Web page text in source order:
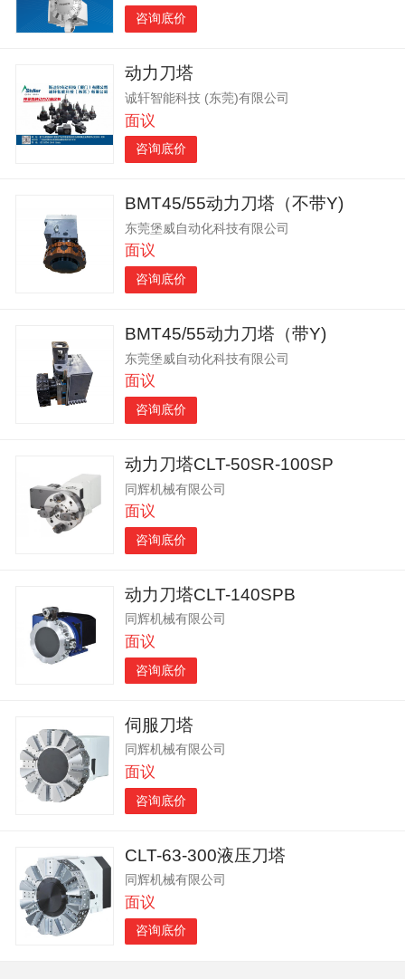
咨询底价
动力刀塔
诚轩智能科技 (东莞)有限公司
面议
咨询底价
BMT45/55动力刀塔（不带Y)
东莞堡威自动化科技有限公司
面议
咨询底价
BMT45/55动力刀塔（带Y)
东莞堡威自动化科技有限公司
面议
咨询底价
动力刀塔CLT-50SR-100SP
同辉机械有限公司
面议
咨询底价
动力刀塔CLT-140SPB
同辉机械有限公司
面议
咨询底价
伺服刀塔
同辉机械有限公司
面议
咨询底价
CLT-63-300液压刀塔
同辉机械有限公司
面议
咨询底价